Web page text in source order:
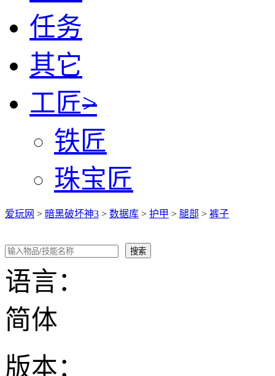
任务
其它
工匠>
铁匠
珠宝匠
爱玩网 > 暗黑破坏神3 > 数据库 > 护甲 > 腿部 > 裤子
语言：
简体
版本：